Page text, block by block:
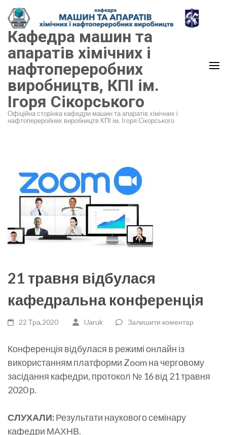
Перейти
до
вмісту
(натисніть
Enter)
Кафедра машин та
апаратів хімічних і
нафтопереробних
виробництв, КПІ ім.
Ігоря Сікорського
Офіційна сторінка кафедри машин та апаратів хімічних і
нафтопереробних виробництв КПІ ім. Ігоря Сікорського
21 травня відбулася
кафедральна конференція
22 Тра,2020 Uaruk Залишити коментар
Конференція відбулася в режимі онлайн із
використанням платформи Zoom на черговому
засідання кафедри, протокол № 16 від 21 травня
2020 р.
СЛУХАЛИ:Результати наукового семінару
кафедри МАХНВ.